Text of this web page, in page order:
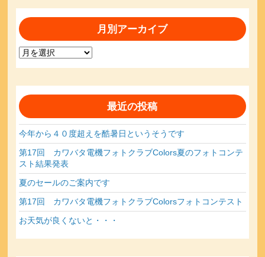
月別アーカイブ
月
カ
イ
ブ
最近の投稿
今年から４０度超えを酷暑日というそうです
第17回 カワバタ電機フォトクラブColors夏のフォトコンテ
スト結果発表
夏のセールのご案内です
第17回 カワバタ電機フォトクラブColorsフォトコンテスト
お天気が良くないと・・・